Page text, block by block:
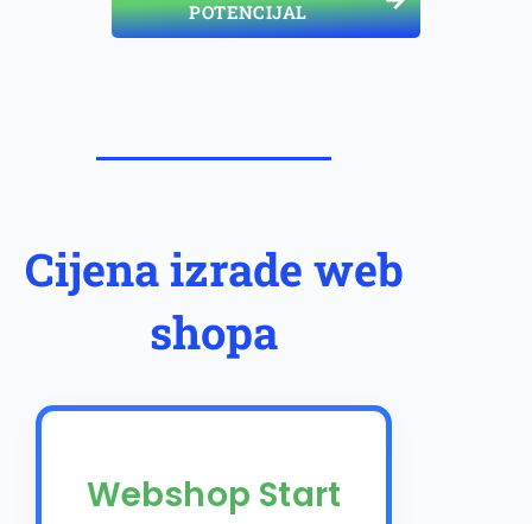
POTENCIJAL
Cijena izrade web
shopa
Webshop Start